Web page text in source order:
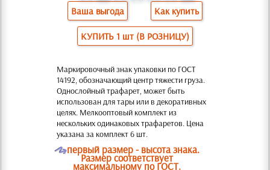
Ваша выгода Как купить
КУПИТЬ 1 шт (В РОЗНИЦУ)
Маркировочный знак упаковки по ГОСТ
14192, обозначающий центр тяжести груза.
Однослойный трафарет, может быть
использован для тары или в декоративных
целях. Мелкооптовый комплект из
нескольких одинаковых трафаретов. Цена
указана за комплект 6 шт.
Oпервый размер - высота знака.
Размер соответствует
максимальному по ГОСТ.